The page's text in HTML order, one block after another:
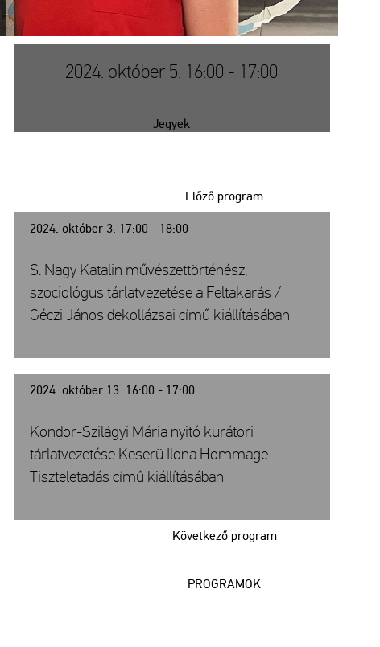
2024. október 5. 16:00 - 17:00
Jegyek
2024. október 3. 17:00 - 18:00
Előző program
S. Nagy Katalin művészettörténész,
szociológus tárlatvezetése a Feltakarás /
Géczi János dekollázsai című kiállításában
2024. október 13. 16:00 - 17:00
Következő program
Kondor-Szilágyi Mária nyitó kurátori
tárlatvezetése Keserü Ilona Hommage -
Tiszteletadás című kiállításában
PROGRAMOK